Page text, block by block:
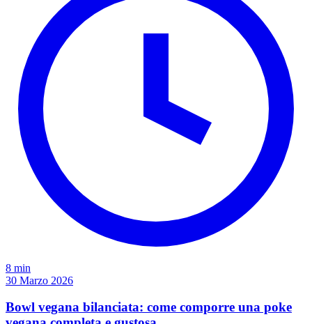
8 min
30 Marzo 2026
Bowl vegana bilanciata: come comporre una poke